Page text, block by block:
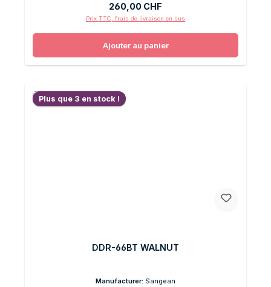
Prix régulier :
260,00 CHF
Prix TTC, frais de livraison en sus
Ajouter au panier
Plus que 3 en stock !
DDR-66BT WALNUT
Manufacturer: Sangean